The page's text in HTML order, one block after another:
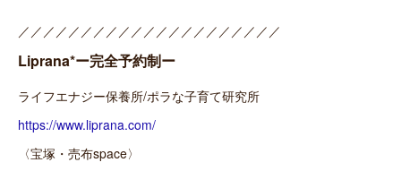
／／／／／／／／／／／／／／／／／／／／／
Liprana*ー完全予約制ー
ライフエナジー保養所/ポラな子育て研究所
https://www.liprana.com/
〈宝塚・売布space〉